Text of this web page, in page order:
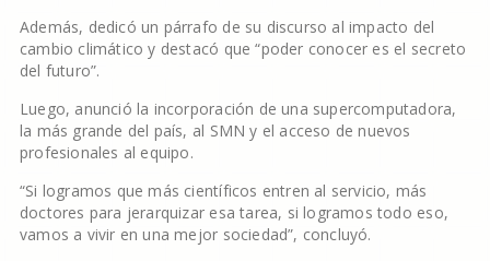
Además, dedicó un párrafo de su discurso al impacto del
cambio climático y destacó que “poder conocer es el secreto
del futuro”.
Luego, anunció la incorporación de una supercomputadora,
la más grande del país, al SMN y el acceso de nuevos
profesionales al equipo.
“Si logramos que más científicos entren al servicio, más
doctores para jerarquizar esa tarea, si logramos todo eso,
vamos a vivir en una mejor sociedad”, concluyó.